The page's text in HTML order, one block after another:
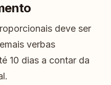
deve ser
verbas
10 dias a contar da